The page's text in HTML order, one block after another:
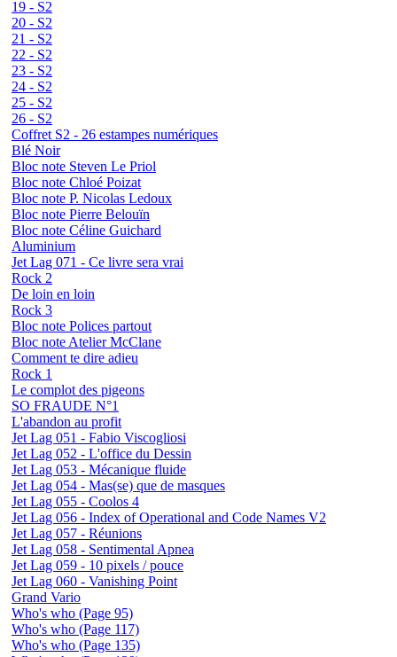
19 - S2
20 - S2
21 - S2
22 - S2
23 - S2
24 - S2
25 - S2
26 - S2
Coffret S2 - 26 estampes numériques
Blé Noir
Bloc note Steven Le Priol
Bloc note Chloé Poizat
Bloc note P. Nicolas Ledoux
Bloc note Pierre Belouïn
Bloc note Céline Guichard
Aluminium
Jet Lag 071 - Ce livre sera vrai
Rock 2
De loin en loin
Rock 3
Bloc note Polices partout
Bloc note Atelier McClane
Comment te dire adieu
Rock 1
Le complot des pigeons
SO FRAUDE N°1
L'abandon au profit
Jet Lag 051 - Fabio Viscogliosi
Jet Lag 052 - L'office du Dessin
Jet Lag 053 - Mécanique fluide
Jet Lag 054 - Mas(se) que de masques
Jet Lag 055 - Coolos 4
Jet Lag 056 - Index of Operational and Code Names V2
Jet Lag 057 - Réunions
Jet Lag 058 - Sentimental Apnea
Jet Lag 059 - 10 pixels / pouce
Jet Lag 060 - Vanishing Point
Grand Vario
Who's who (Page 95)
Who's who (Page 117)
Who's who (Page 135)